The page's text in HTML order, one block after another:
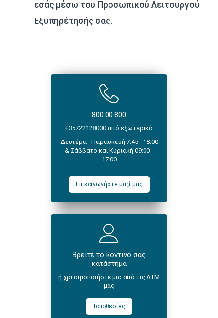
εσάς μέσω του Προσωπικού Λειτουργού
Εξυπηρέτησής σας.
800.00.800
+35722128000 από εξωτερικό
Δευτέρα - Παρασκευή 7:45 - 18:00
& Σάββατο και Κυριακή 09:00 -
17:00
Επικοινωνήστε μαζί μας
Βρείτε το κοντινό σας
κατάστημα
ή χρησιμοποιήστε μια από τις ΑΤΜ
μας
Τοποθεσίες